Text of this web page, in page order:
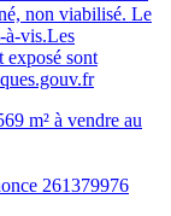
non viabilisé. Le
à-vis.Les
exposé sont